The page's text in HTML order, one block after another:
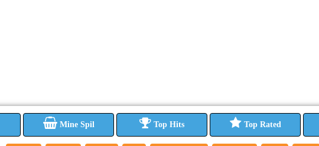
Mine Spil Top Hits Top Rated